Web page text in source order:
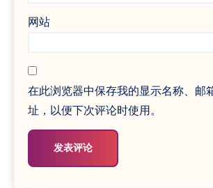
网站
在此浏览器中保存我的显示名称、邮
址，以便下次评论时使用。